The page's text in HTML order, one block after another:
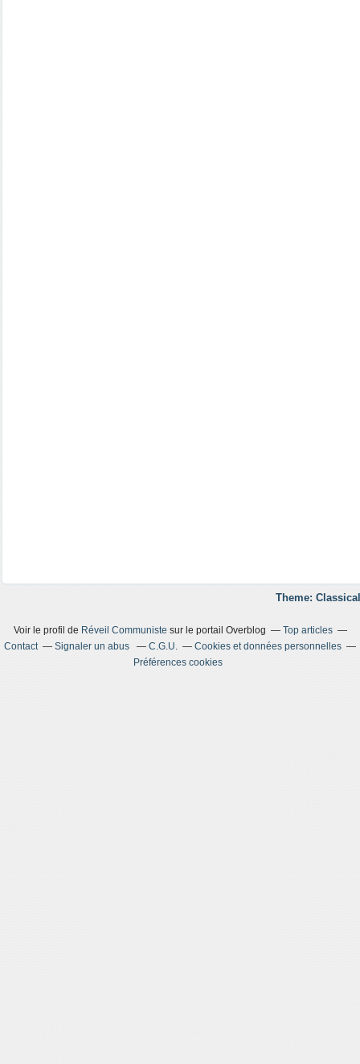
Theme:
Voir le profil de Réveil Communiste sur le portail Overblog
Top articles
Contact
Signaler un abus C.G.U.
Cookies et données personnelles
Préférences cookies